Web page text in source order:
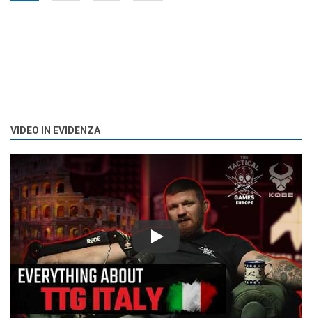
VIDEO IN EVIDENZA
Play